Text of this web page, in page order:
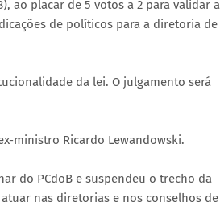
ao placar de 5 votos a 2 para validar a
de políticos para a diretoria de
da lei. O julgamento será
ministro Ricardo Lewandowski.
do PCdoB e suspendeu o trecho da
nas diretorias e nos conselhos de